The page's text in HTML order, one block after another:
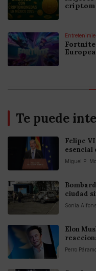
Fortnite
Europea
Te puede
Felipe
esencial
Miguel P.
ciudad
Sonia
Elon
Perro